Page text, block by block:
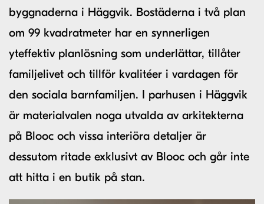
byggnaderna i Häggvik. Bostäderna i två plan
om 99 kvadratmeter har en synnerligen
yteffektiv planlösning som underlättar, tillåter
familjelivet och tillför kvalitéer i vardagen för
den sociala barnfamiljen. I parhusen i Häggvik
är materialvalen noga utvalda av arkitekterna
på Blooc och vissa interiöra detaljer är
dessutom ritade exklusivt av Blooc och går inte
att hitta i en butik på stan.